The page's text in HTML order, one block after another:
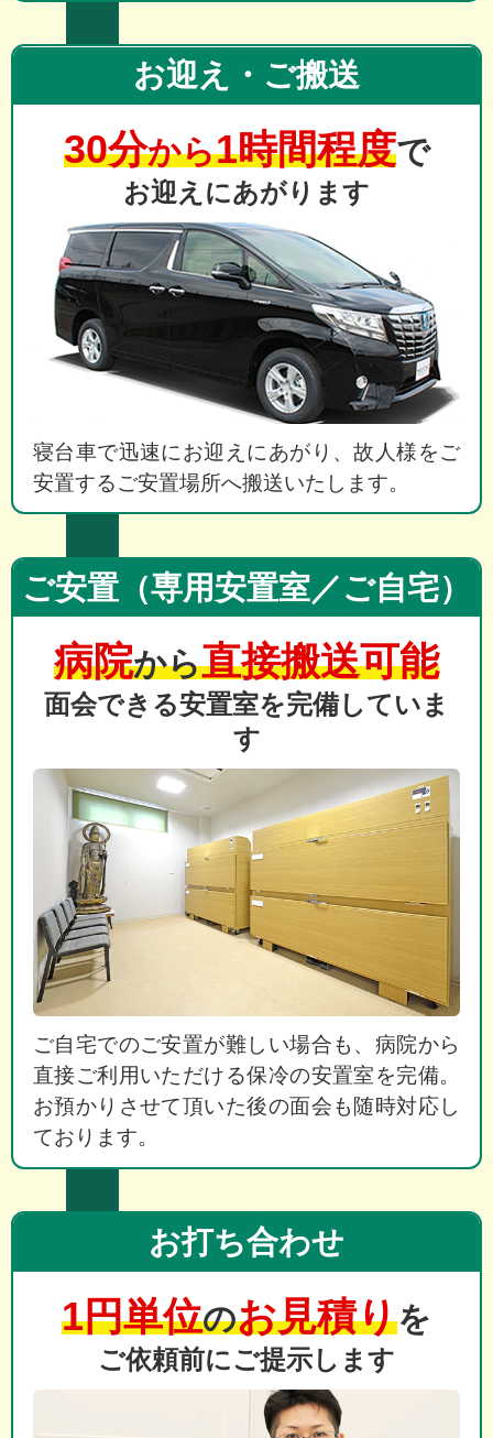
お迎え・ご搬送
30分から1時間程度で
お迎えにあがります
寝台車で迅速にお迎えにあがり、故人様をご
安置するご安置場所へ搬送いたします。
ご安置（専用安置室／ご自宅）
病院から直接搬送可能
面会できる安置室を完備していま
す
ご自宅でのご安置が難しい場合も、病院から
直接ご利用いただける保冷の安置室を完備。
お預かりさせて頂いた後の面会も随時対応し
ております。
お打ち合わせ
1円単位のお見積りを
ご依頼前にご提示します